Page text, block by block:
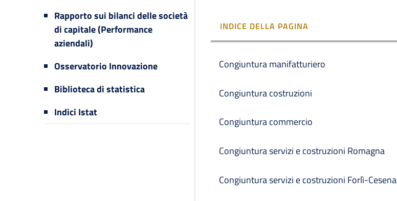
Rapporto sui bilanci delle società
di capitale (Performance
aziendali)
Osservatorio Innovazione
Biblioteca di statistica
Indici Istat
INDICE DELLA PAGINA
Congiuntura manifatturiero
Congiuntura costruzioni
Congiuntura commercio
Congiuntura servizi e costruzioni Romagna
Congiuntura servizi e costruzioni Forlì-Cesena